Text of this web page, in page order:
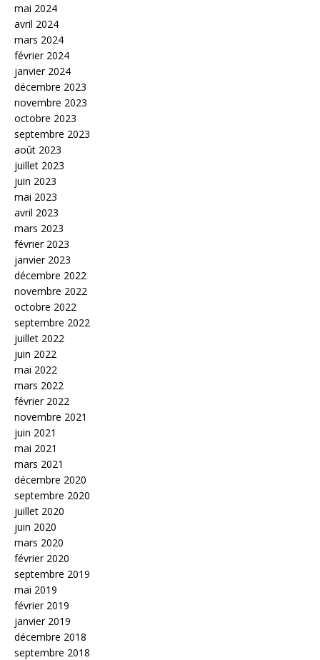
mai 2024
avril 2024
mars 2024
février 2024
janvier 2024
décembre 2023
novembre 2023
octobre 2023
septembre 2023
août 2023
juillet 2023
juin 2023
mai 2023
avril 2023
mars 2023
février 2023
janvier 2023
décembre 2022
novembre 2022
octobre 2022
septembre 2022
juillet 2022
juin 2022
mai 2022
mars 2022
février 2022
novembre 2021
juin 2021
mai 2021
mars 2021
décembre 2020
septembre 2020
juillet 2020
juin 2020
mars 2020
février 2020
septembre 2019
mai 2019
février 2019
janvier 2019
décembre 2018
septembre 2018